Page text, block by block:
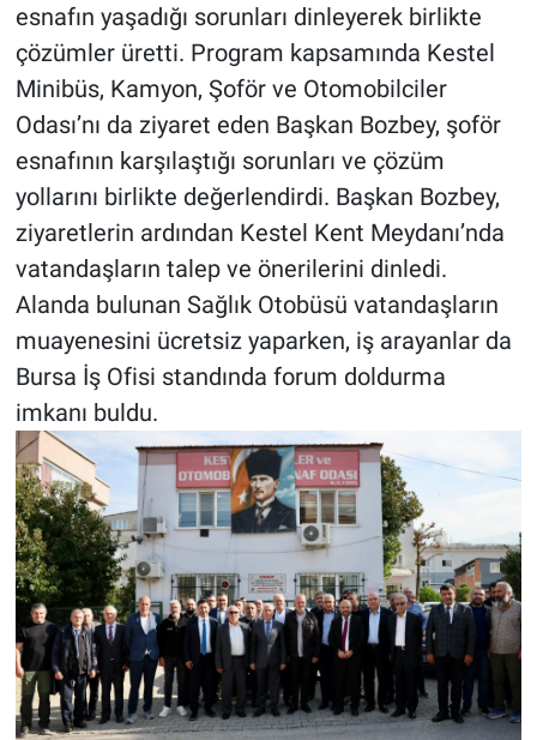
esnafın yaşadığı sorunları dinleyerek birlikte
çözümler üretti. Program kapsamında Kestel
Minibüs, Kamyon, Şoför ve Otomobilciler
Odası’nı da ziyaret eden Başkan Bozbey, şoför
esnafının karşılaştığı sorunları ve çözüm
yollarını birlikte değerlendirdi. Başkan Bozbey,
ziyaretlerin ardından Kestel Kent Meydanı’nda
vatandaşların talep ve önerilerini dinledi.
Alanda bulunan Sağlık Otobüsü vatandaşların
muayenesini ücretsiz yaparken, iş arayanlar da
Bursa İş Ofisi standında forum doldurma
imkanı buldu.